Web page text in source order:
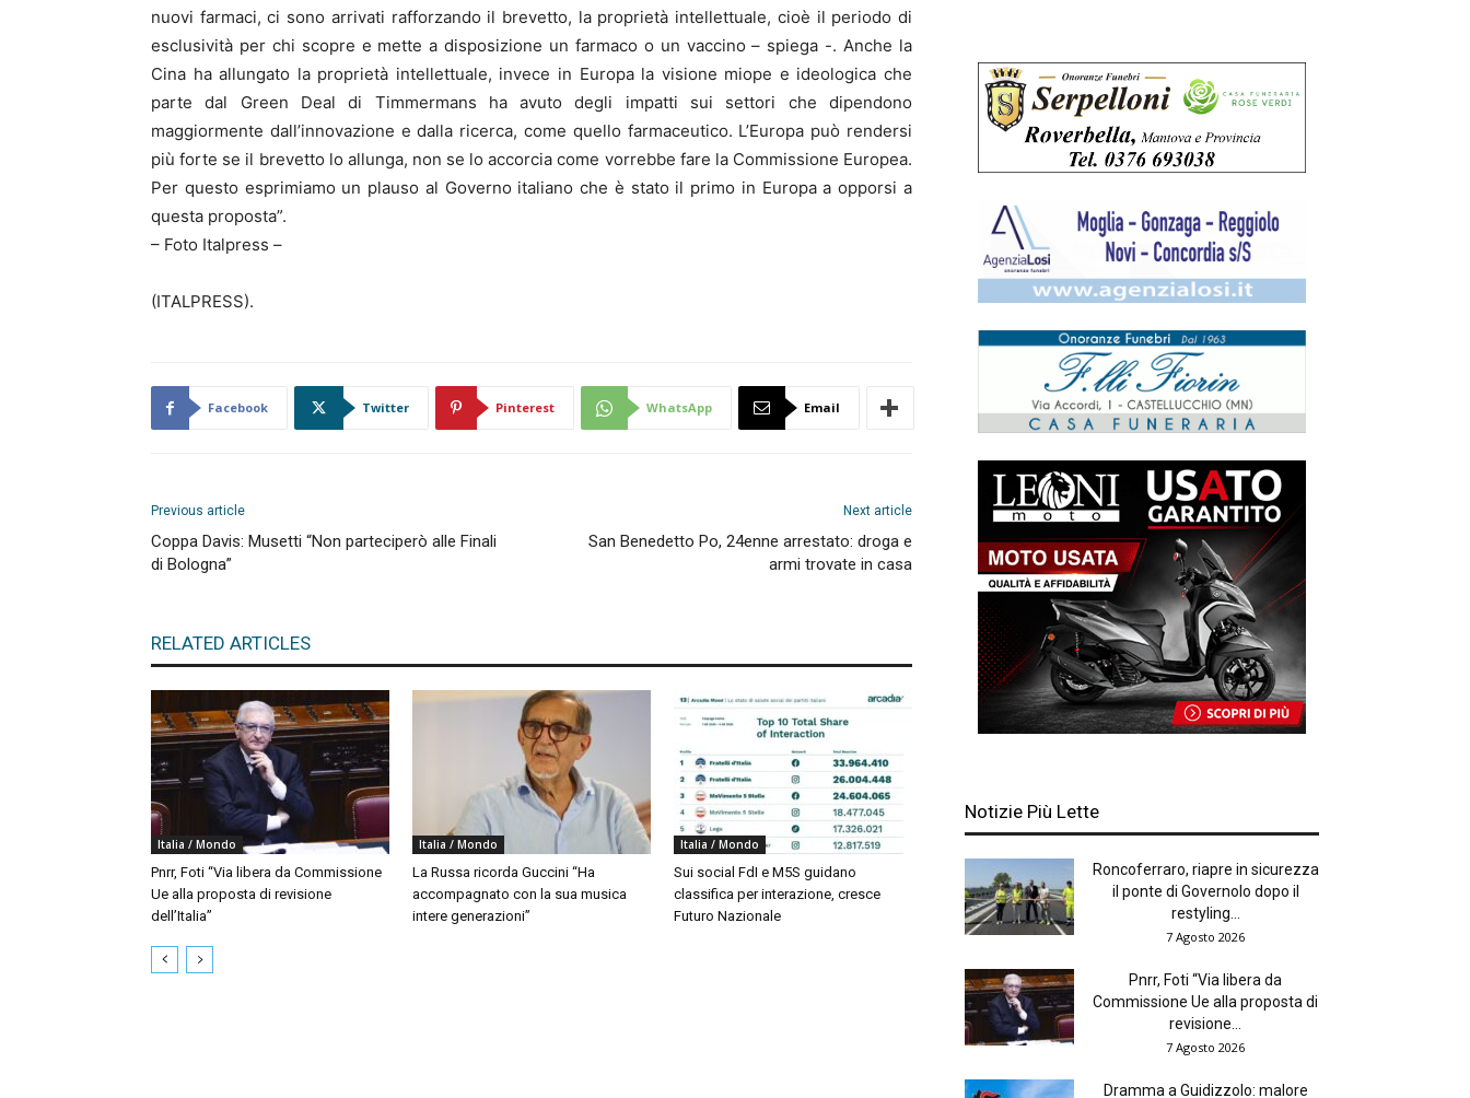
nuovi farmaci, ci sono arrivati rafforzando il brevetto, la proprietà intellettuale, cioè il periodo di
esclusività per chi scopre e mette a disposizione un farmaco o un vaccino – spiega -. Anche la
Cina ha allungato la proprietà intellettuale, invece in Europa la visione miope e ideologica che
parte dal Green Deal di Timmermans ha avuto degli impatti sui settori che dipendono
maggiormente dall’innovazione e dalla ricerca, come quello farmaceutico. L’Europa può rendersi
più forte se il brevetto lo allunga, non se lo accorcia come vorrebbe fare la Commissione Europea.
Per questo esprimiamo un plauso al Governo italiano che è stato il primo in Europa a opporsi a
questa proposta”.
– Foto Italpress –
(ITALPRESS).
Facebook Twitter Pinterest WhatsApp Email
Previous article
Coppa Davis: Musetti “Non parteciperò alle Finali
di Bologna”
Next article
San Benedetto Po, 24enne arrestato: droga e
armi trovate in casa
RELATED ARTICLES
Italia / Mondo
Pnrr, Foti “Via libera da Commissione
Ue alla proposta di revisione
dell’Italia”
Italia / Mondo
La Russa ricorda Guccini “Ha
accompagnato con la sua musica
intere generazioni”
Italia / Mondo
Sui social FdI e M5S guidano
classifica per interazione, cresce
Futuro Nazionale
Notizie Più Lette
Roncoferraro, riapre in sicurezza
il ponte di Governolo dopo il
restyling...
7 Agosto 2026
Pnrr, Foti “Via libera da
Commissione Ue alla proposta di
revisione...
7 Agosto 2026
Dramma a Guidizzolo: malore